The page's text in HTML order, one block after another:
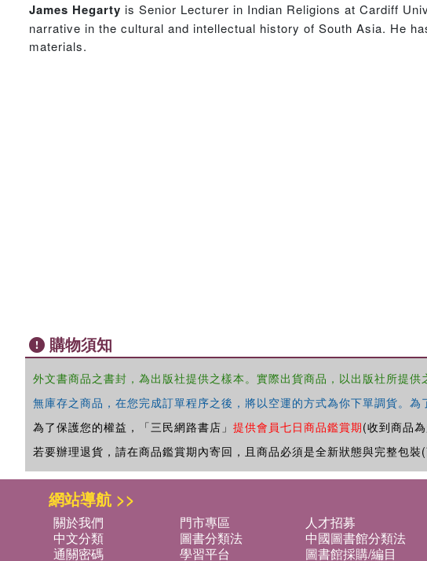
James Hegarty is Senior Lecturer in Indian Religions at Cardiff
narrative in the cultural and intellectual history of South Asia. He
materials.
購物須知
外文書商品之書封，為出版社提供之樣本。實際出貨商品，以出版社所提
無庫存之商品，在您完成訂單程序之後，將以空運的方式為你下單調貨。
為了保護您的權益，「三民網路書店」 提供會員七日商品鑑賞期(收到商品為
若要辦理退貨，請在商品鑑賞期內寄回，且商品必須是全新狀態與完整包
網站導航 >>
關於我們 門市專區 人才招募
中文分類
圖書分類法 中國圖書館分類法
通關密碼
學習平台 圖書館採購/編目